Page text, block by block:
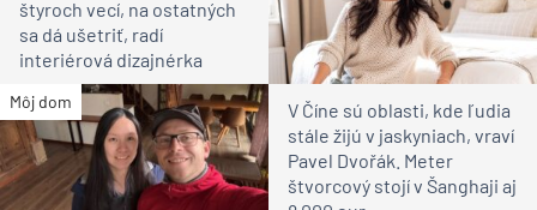
štyroch vecí, na ostatných
sa dá ušetriť, radí
interiérová dizajnérka
Môj dom
V Číne sú oblasti, kde ľudia
stále žijú v jaskyniach, vraví
Pavel Dvořák. Meter
štvorcový stojí v Šanghaji aj